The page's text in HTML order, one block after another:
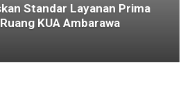
Standar Layanan Prima
KUA Ambarawa